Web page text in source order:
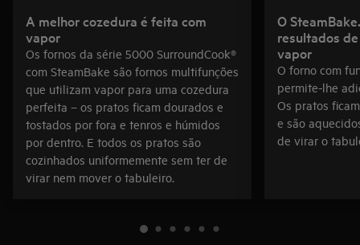
A melhor cozedura é feita com
vapor
Os fornos da série 5000 SurroundCook®
com SteamBake são fornos multifunções
que utilizam vapor para uma cozedura
perfeita – os pratos ficam dourados e
tostados por fora e tenros e húmidos
por dentro. E todos os pratos são
cozinhados uniformemente sem ter de
virar nem mover o tabuleiro.
O
resultados
vapor
O forno com
permite-lhe
Os pratos
e são
de virar o